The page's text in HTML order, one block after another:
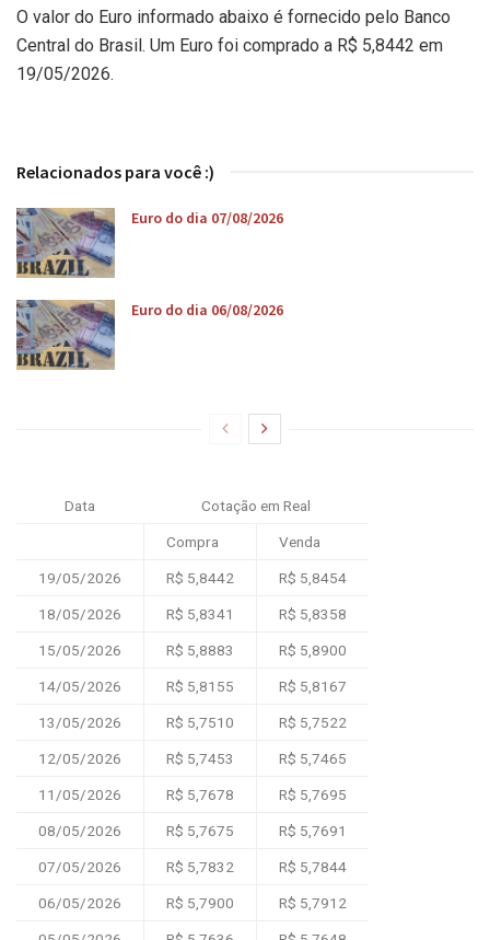
O valor do Euro informado abaixo é fornecido pelo Banco
Central do Brasil. Um Euro foi comprado a R$ 5,8442 em
19/05/2026.
Relacionados para você :)
Euro do dia 07/08/2026
Euro do dia 06/08/2026
Data Cotação em Real
Compra Venda
19/05/2026 R$ 5,8442 R$ 5,8454
18/05/2026 R$ 5,8341 R$ 5,8358
15/05/2026 R$ 5,8883 R$ 5,8900
14/05/2026 R$ 5,8155 R$ 5,8167
13/05/2026 R$ 5,7510 R$ 5,7522
12/05/2026 R$ 5,7453 R$ 5,7465
11/05/2026 R$ 5,7678 R$ 5,7695
08/05/2026 R$ 5,7675 R$ 5,7691
07/05/2026 R$ 5,7832 R$ 5,7844
06/05/2026 R$ 5,7900 R$ 5,7912